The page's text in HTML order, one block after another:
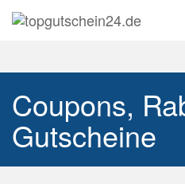
Coupons,
Gutscheine